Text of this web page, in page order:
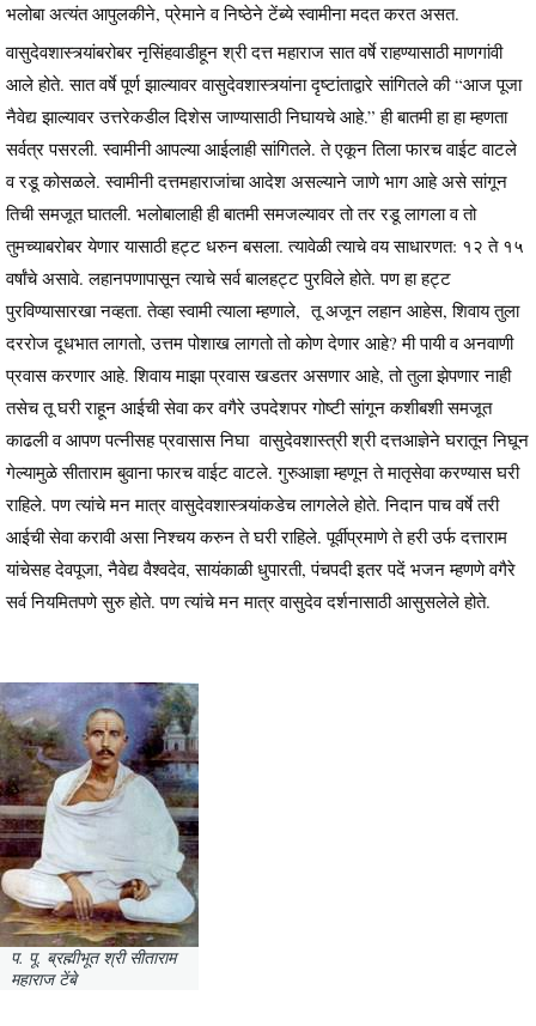
भलोबा अत्यंत आपुलकीने, प्रेमाने व निष्ठेने टेंब्ये स्वामीना मदत करत असत.
वासुदेवशास्त्र्यांबरोबर नृसिंहवाडीहून श्री दत्त महाराज सात वर्षे राहण्यासाठी माणगांवी
आले होते. सात वर्षे पूर्ण झाल्यावर वासुदेवशास्त्र्यांना दृष्टांताद्वारे सांगितले की “आज पूजा
नैवेद्य झाल्यावर उत्तरेकडील दिशेस जाण्यासाठी निघायचे आहे.” ही बातमी हा हा म्हणता
सर्वत्र पसरली. स्वामीनी आपल्या आईलाही सांगितले. ते एकून तिला फारच वाईट वाटले
व रडू कोसळले. स्वामीनी दत्तमहाराजांचा आदेश असल्याने जाणे भाग आहे असे सांगून
तिची समजूत घातली. भलोबालाही ही बातमी समजल्यावर तो तर रडू लागला व तो
तुमच्याबरोबर येणार यासाठी हट्ट धरुन बसला. त्यावेळी त्याचे वय साधारणत: १२ ते १५
वर्षांचे असावे. लहानपणापासून त्याचे सर्व बालहट्ट पुरविले होते. पण हा हट्ट
पुरविण्यासारखा नव्हता. तेव्हा स्वामी त्याला म्हणाले, तू अजून लहान आहेस, शिवाय तुला
दररोज दूधभात लागतो, उत्तम पोशाख लागतो तो कोण देणार आहे? मी पायी व अनवाणी
प्रवास करणार आहे. शिवाय माझा प्रवास खडतर असणार आहे, तो तुला झेपणार नाही
तसेच तू घरी राहून आईची सेवा कर वगैरे उपदेशपर गोष्टी सांगून कशीबशी समजूत
काढली व आपण पत्नीसह प्रवासास निघा वासुदेवशास्त्री श्री दत्तआज्ञेने घरातून निघून
गेल्यामुळे सीताराम बुवाना फारच वाईट वाटले. गुरुआज्ञा म्हणून ते मातृसेवा करण्यास घरी
राहिले. पण त्यांचे मन मात्र वासुदेवशास्त्र्यांकडेच लागलेले होते. निदान पाच वर्षे तरी
आईची सेवा करावी असा निश्चय करुन ते घरी राहिले. पूर्वीप्रमाणे ते हरी उर्फ दत्ताराम
यांचेसह देवपूजा, नैवेद्य वैश्वदेव, सायंकाळी धुपारती, पंचपदी इतर पदें भजन म्हणणे वगैरे
सर्व नियमितपणे सुरु होते. पण त्यांचे मन मात्र वासुदेव दर्शनासाठी आसुसलेले होते.
प. पू. ब्रह्मीभूत श्री सीताराम
महाराज टेंबे